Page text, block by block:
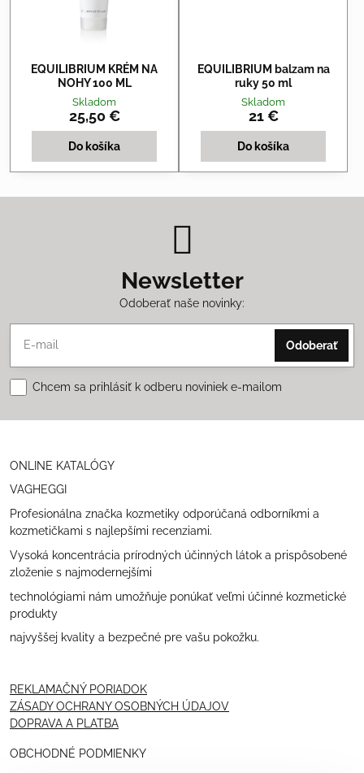
EQUILIBRIUM KRÉM NA
NOHY 100 ML
Skladom
25,50 €
Do košíka
EQUILIBRIUM balzam na
ruky 50 ml
Skladom
21 €
Do košíka
Newsletter
Odoberať naše novinky:
Odoberať
Chcem sa prihlásiť k odberu noviniek e-mailom
ONLINE KATALÓGY
VAGHEGGI
Profesionálna značka kozmetiky odporúčaná odborníkmi a
kozmetičkami s najlepšími recenziami.
Vysoká koncentrácia prírodných účinných látok a prispôsobené
zloženie s najmodernejšími
technológiami nám umožňuje ponúkať veľmi účinné kozmetické
produkty
najvyššej kvality a bezpečné pre vašu pokožku.
REKLAMAČNÝ PORIADOK
ZÁSADY OCHRANY OSOBNÝCH ÚDAJOV
DOPRAVA A PLATBA
OBCHODNÉ PODMIENKY